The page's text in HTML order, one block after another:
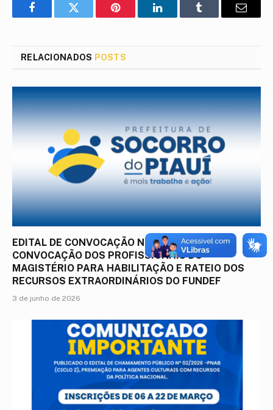
FacebookTwitter Pinterest LinkedInTumblr
E-
RELACIONADOS POSTS
EDITAL DE CONVOCAÇÃO Nº 001/2026 –
CONVOCAÇÃO DOS PROFISSIONAIS DO
MAGISTÉRIO PARA HABILITAÇÃO E RATEIO DOS
RECURSOS EXTRAORDINÁRIOS DO FUNDEF
3 de junho de 2026